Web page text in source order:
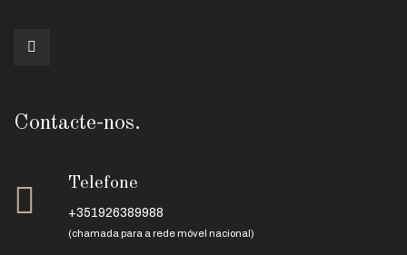
Contacte-nos.
Telefone
+351926389988
(chamada para a rede móvel nacional)